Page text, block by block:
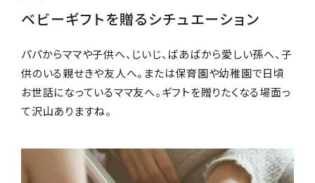
ベビーギフトを贈るシチュエーション
パパからママや子供へ、じいじ、ばあばから愛しい孫へ、子
供のいる親せきや友人へ。または保育園や幼稚園で日頃
お世話になっているママ友へ。ギフトを贈りたくなる場面っ
て沢山ありますね。